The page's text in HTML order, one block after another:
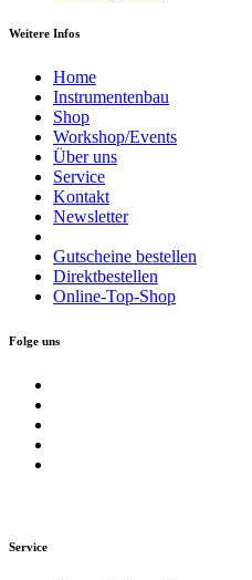
Weitere Infos
Home
Instrumentenbau
Shop
Workshop/Events
Über uns
Service
Kontakt
Newsletter
Gutscheine bestellen
Direktbestellen
Online-Top-Shop
Folge uns
Service